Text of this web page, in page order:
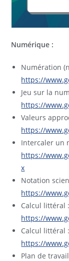
Numérique :
Numération
https://
Jeu sur la
https://
Valeurs
https://
Intercaler un
https://
x
Notation
https://
Calcul littéral
https://
Calcul littéral
https://
Plan de